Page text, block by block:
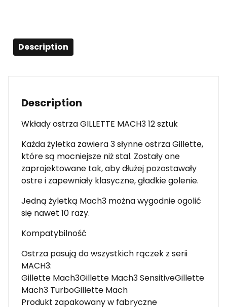
Description
Description
Wkłady ostrza GILLETTE MACH3 12 sztuk
Każda żyletka zawiera 3 słynne ostrza Gillette,
które są mocniejsze niż stal. Zostały one
zaprojektowane tak, aby dłużej pozostawały
ostre i zapewniały klasyczne, gładkie golenie.
Jedną żyletką Mach3 można wygodnie ogolić
się nawet 10 razy.
Kompatybilność
Ostrza pasują do wszystkich rączek z serii
MACH3:
Gillette Mach3Gillette Mach3 SensitiveGillette
Mach3 TurboGillette Mach
Produkt zapakowany w fabryczne